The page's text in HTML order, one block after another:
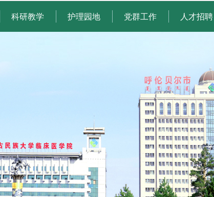
科研教学 护理园地 党群工作 人才招聘